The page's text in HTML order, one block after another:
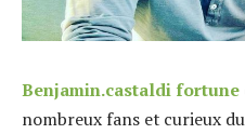
Benjamin.castaldi fortune
nombreux fans et curieux